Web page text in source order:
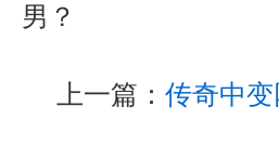
男？
上一篇： 传奇中